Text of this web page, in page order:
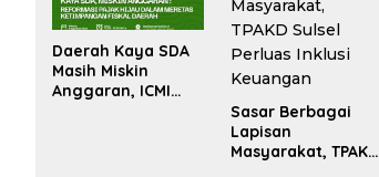
Daerah Kaya SDA
Masih Miskin
Anggaran, ICMI
Sasar Berbagai
Lapisan
Masyarakat, TPAKD